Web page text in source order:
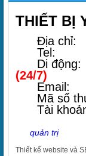
THIẾT BỊ
Địa
Di
(24/7)
Mã số
Tài khoản
quản trị
Thiết kế website và